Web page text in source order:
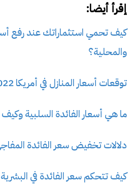
إقرأ أيضا:
كيف تحمي استثماراتك عند رفع
والمحلية؟
توقعات أسعار المنازل في أمريكا 2022 ودور الفائدة الأمريكية
ما هي أسعار الفائدة السلبية
دلالات تخفيض سعر الفائدة
كيف تتحكم سعر الفائدة في